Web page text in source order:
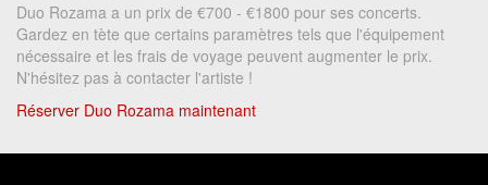
Duo Rozama a un prix de €700 - €1800 pour ses concerts.
Gardez en tète que certains paramètres tels que l'équipement
nécessaire et les frais de voyage peuvent augmenter le prix.
N'hésitez pas à contacter l'artiste !
Réserver Duo Rozama maintenant